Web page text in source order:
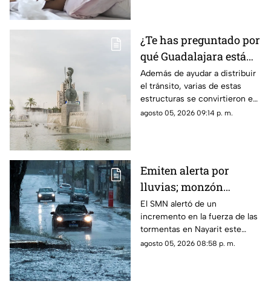
¿Te has preguntado por
qué Guadalajara está
llena de glorietas? Esta
es la razón
Además de ayudar a distribuir
el tránsito, varias de estas
estructuras se convirtieron en
símbolos de la ciudad y puntos
agosto 05, 2026 09:14 p. m.
Emiten alerta por
lluvias; monzón
mexicano intensificará
las tormentas en
Nayarit
El SMN alertó de un
incremento en la fuerza de las
tormentas en Nayarit este
jueves 6 de agosto
agosto 05, 2026 08:58 p. m.